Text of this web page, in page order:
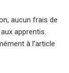
aucun frais de
apprentis.
à l’article